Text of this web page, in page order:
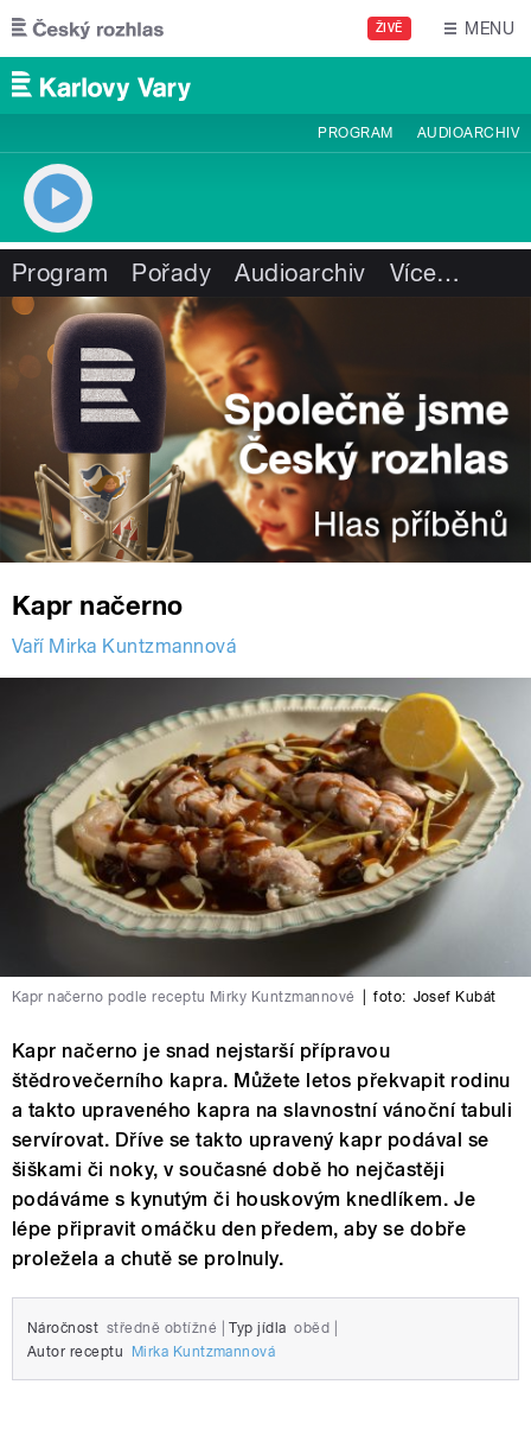
Přejít k hlavnímu obsahu
ŽIVĚ MENU
PROGRAM AUDIOARCHIV
Program Pořady Audioarchiv Více…
Kapr načerno
Vaří Mirka Kuntzmannová
Kapr načerno podle receptu Mirky Kuntzmannové foto: Josef Kubát
Kapr načerno je snad nejstarší přípravou
štědrovečerního kapra. Můžete letos překvapit rodinu
a takto upraveného kapra na slavnostní vánoční tabuli
servírovat. Dříve se takto upravený kapr podával se
šiškami či noky, v současné době ho nejčastěji
podáváme s kynutým či houskovým knedlíkem. Je
lépe připravit omáčku den předem, aby se dobře
proležela a chutě se prolnuly.
Náročnost středně obtížné Typ jídla oběd
Autor receptu
Mirka Kuntzmannová